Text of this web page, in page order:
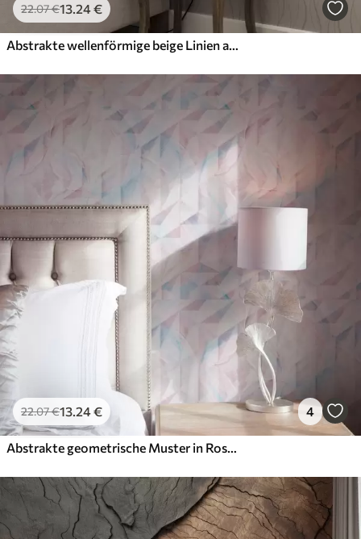
22.07€13.24€
Abstrakte wellenförmige beige Linien auf weißem Hintergrund
22.07€13.24€ 4
Abstrakte geometrische Muster in Rosa und Blau